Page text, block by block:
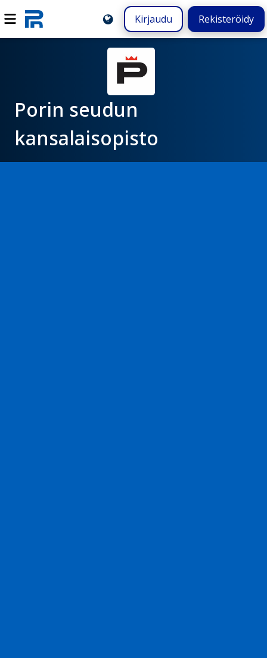
Kirjaudu Rekisteröidy
Porin seudun
kansalaisopisto